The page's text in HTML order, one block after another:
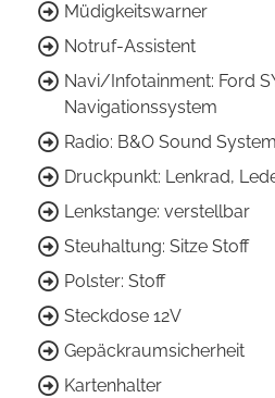
Müdigkeitswarner
Notruf-Assistent
Navi/Infotainment: Ford
Navigationssystem
Radio: B&O Sound System
Druckpunkt: Lenkrad,
Lenkstange: verstellbar
Steuhaltung: Sitze Stoff
Polster: Stoff
Steckdose 12V
Gepäckraumsicherheit
Kartenhalter